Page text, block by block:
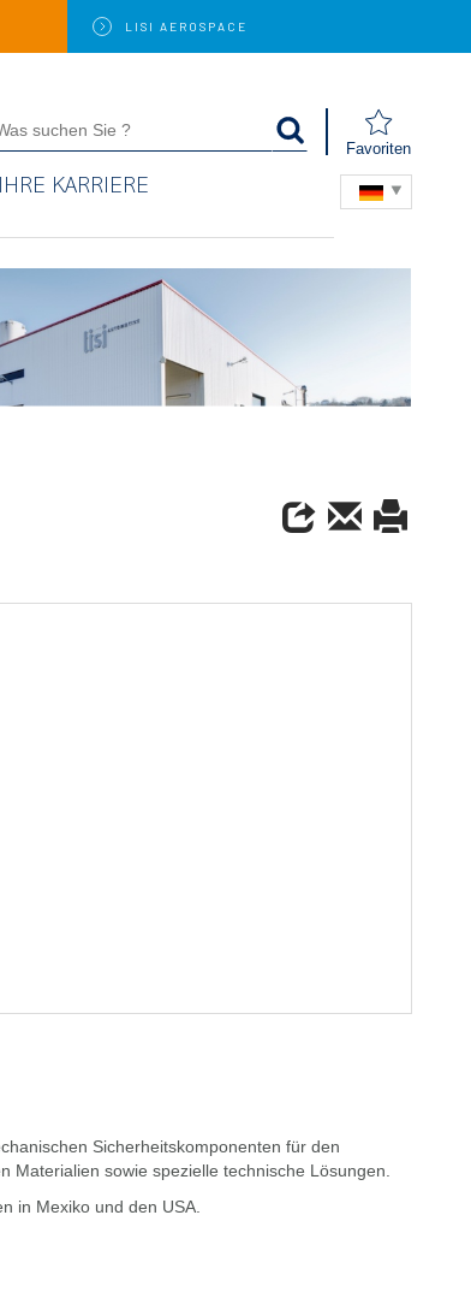
LISI AEROSPACE
Favoriten
IHRE KARRIERE
Sicherheitskomponenten für den
sowie spezielle technische Lösungen.
in Mexiko und den USA.